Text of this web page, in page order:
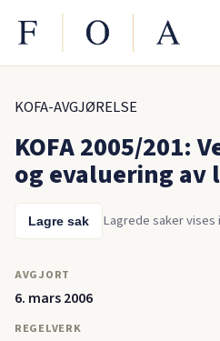
KOFA-AVGJØRELSE
KOFA 2005/201:
og evaluering av
Lagre sak Lagrede saker vises i
AVGJORT
6. mars 2006
REGELVERK